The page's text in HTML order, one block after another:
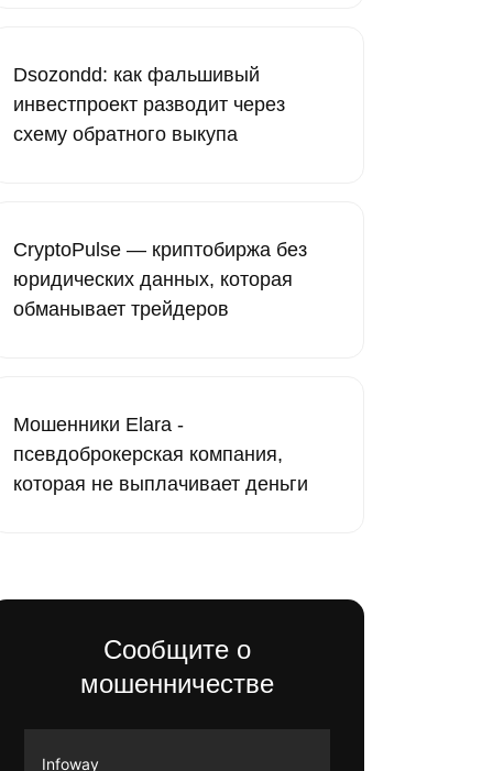
Dsozondd: как фальшивый
инвестпроект разводит через
схему обратного выкупа
CryptoPulse — криптобиржа без
юридических данных, которая
обманывает трейдеров
Мошенники Elara -
псевдоброкерская компания,
которая не выплачивает деньги
Сообщите о
мошенничестве